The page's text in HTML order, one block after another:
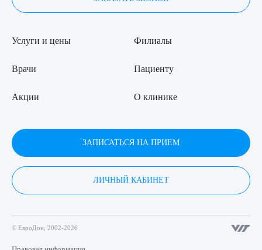
Услуги и цены
Врачи
Акции
Филиалы
Пациенту
О клинике
ЗАПИСАТЬСЯ НА ПРИЕМ
ЛИЧНЫЙ КАБИНЕТ
© ЕвроДон, 2002-2026